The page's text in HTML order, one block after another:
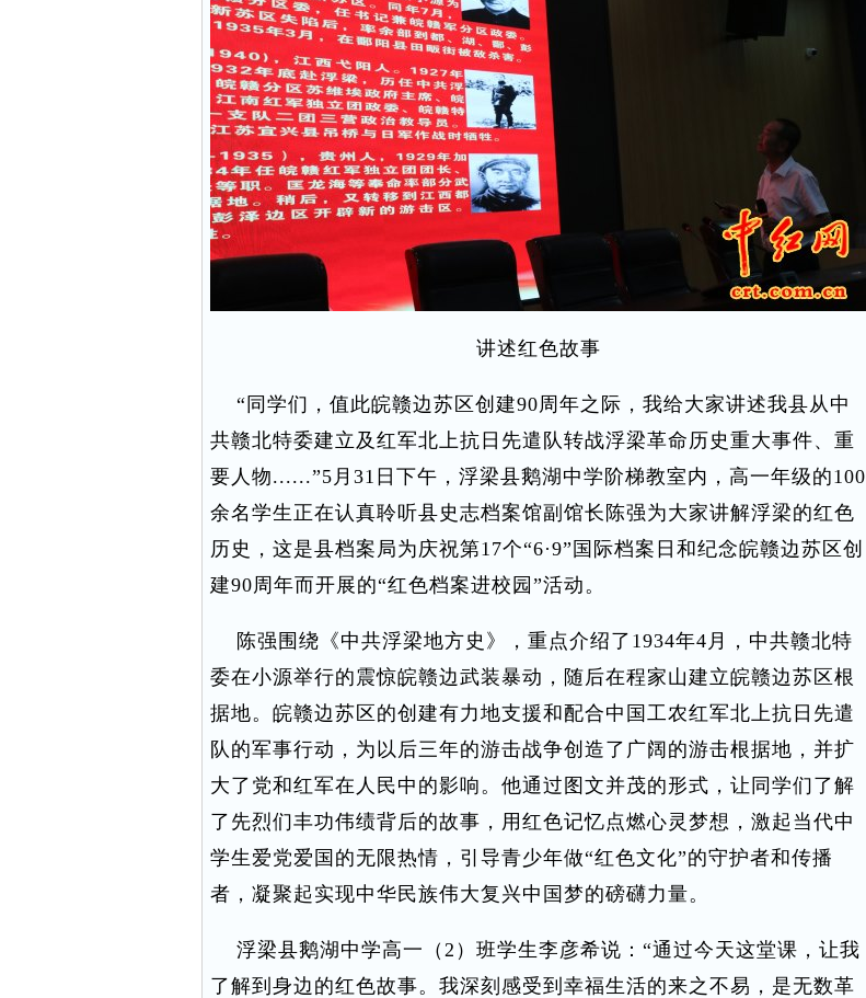
讲述红色故事
“同学们，值此皖赣边苏区创建90周年之际，我给大家讲述我县从中
共赣北特委建立及红军北上抗日先遣队转战浮梁革命历史重大事件、重
要人物......”5月31日下午，浮梁县鹅湖中学阶梯教室内，高一年级的100
余名学生正在认真聆听县史志档案馆副馆长陈强为大家讲解浮梁的红色
历史，这是县档案局为庆祝第17个“6·9”国际档案日和纪念皖赣边苏区创
建90周年而开展的“红色档案进校园”活动。
陈强围绕《中共浮梁地方史》，重点介绍了1934年4月，中共赣北特
委在小源举行的震惊皖赣边武装暴动，随后在程家山建立皖赣边苏区根
据地。皖赣边苏区的创建有力地支援和配合中国工农红军北上抗日先遣
队的军事行动，为以后三年的游击战争创造了广阔的游击根据地，并扩
大了党和红军在人民中的影响。他通过图文并茂的形式，让同学们了解
了先烈们丰功伟绩背后的故事，用红色记忆点燃心灵梦想，激起当代中
学生爱党爱国的无限热情，引导青少年做“红色文化”的守护者和传播
者，凝聚起实现中华民族伟大复兴中国梦的磅礴力量。
浮梁县鹅湖中学高一（2）班学生李彦希说：“通过今天这堂课，让我
了解到身边的红色故事。我深刻感受到幸福生活的来之不易，是无数革